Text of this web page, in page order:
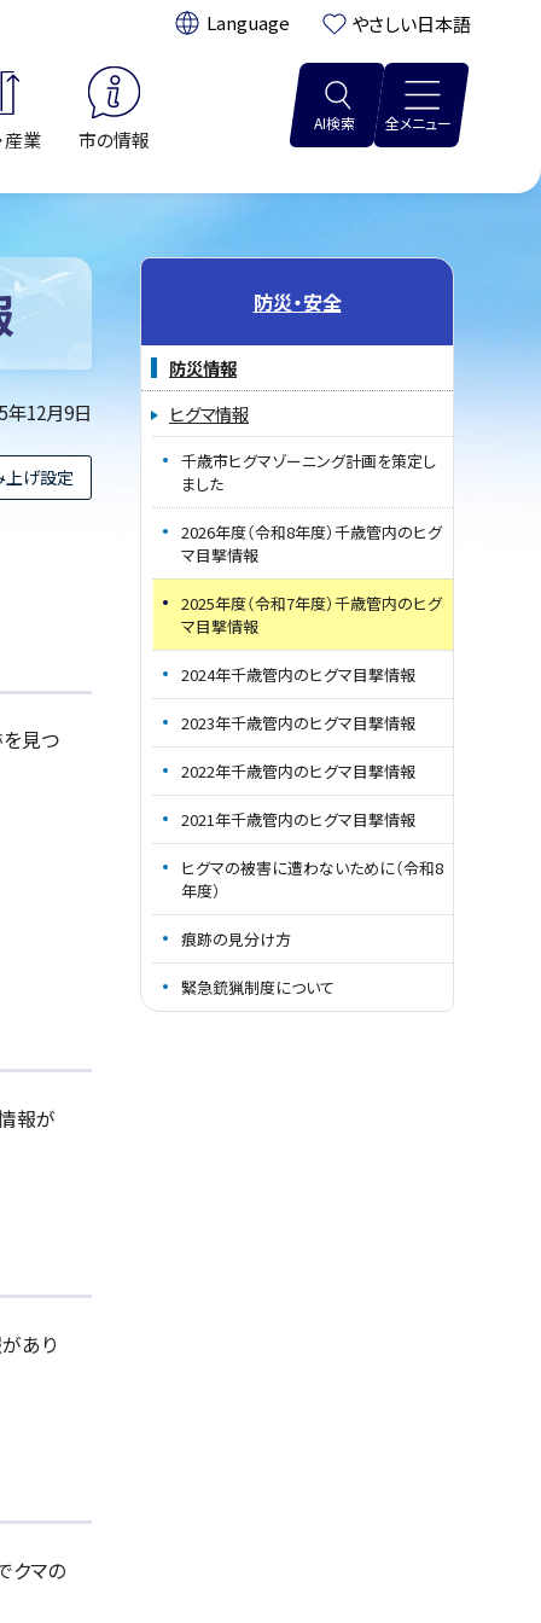
翻訳: やさしい日本語
産業 市の情報
AI検索 全メニュー
年12月9日
上げ設定
見つ
報が
あり
クマの
防災・安全
防災情報
ヒグマ情報
千歳市ヒグマゾーニング計画を策定し
ました
2026年度（令和8年度）千歳管内のヒグ
マ目撃情報
2025年度（令和7年度）千歳管内のヒグ
マ目撃情報
2024年千歳管内のヒグマ目撃情報
2023年千歳管内のヒグマ目撃情報
2022年千歳管内のヒグマ目撃情報
2021年千歳管内のヒグマ目撃情報
ヒグマの被害に遭わないために（令和8
年度）
痕跡の見分け方
緊急銃猟制度について